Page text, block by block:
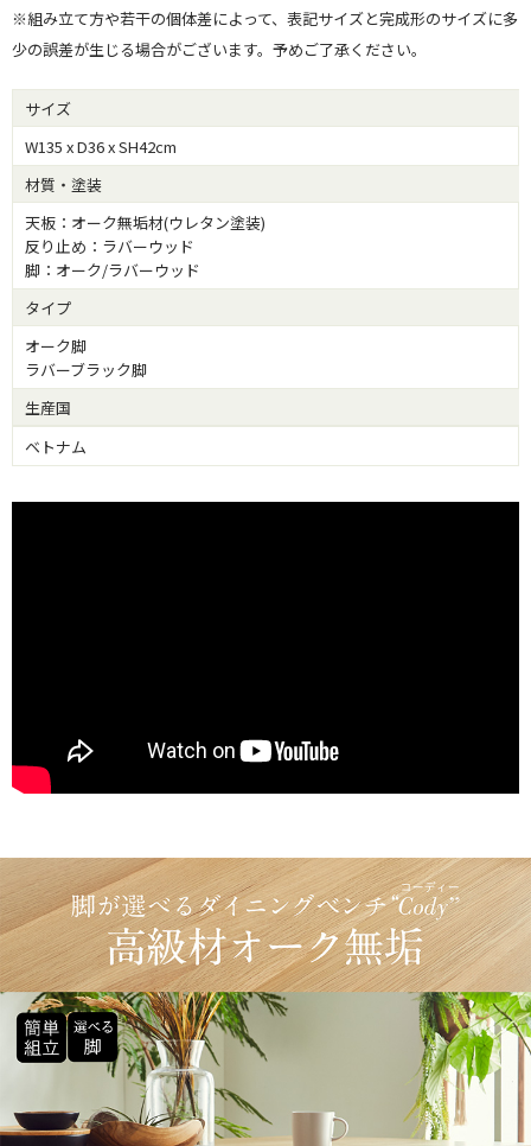
※組み立て方や若干の個体差によって、表記サイズと完成形のサイズに多
少の誤差が生じる場合がございます。予めご了承ください。
サイズ
W135 x D36 x SH42cm
材質・塗装
天板：オーク無垢材(ウレタン塗装)
反り止め：ラバーウッド
脚：オーク/ラバーウッド
タイプ
オーク脚
ラバーブラック脚
生産国
ベトナム